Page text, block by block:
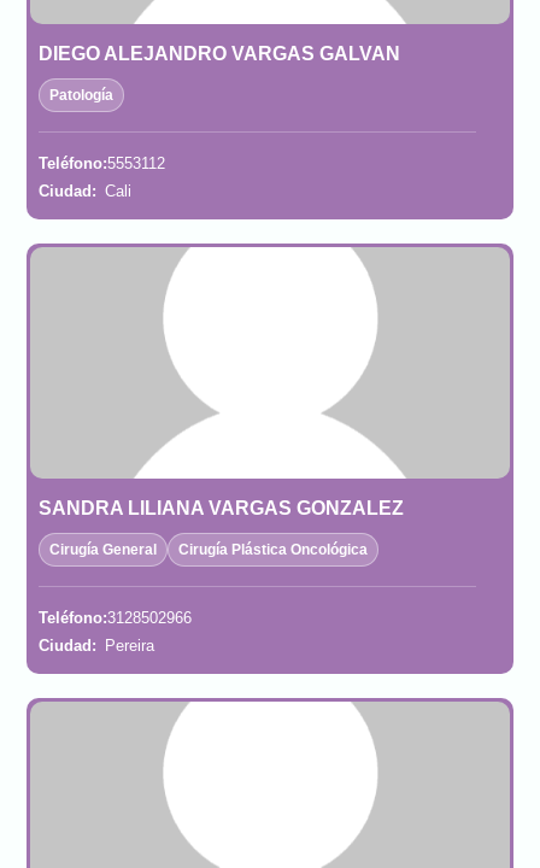
DIEGO ALEJANDRO VARGAS GALVAN
Patología
Teléfono:5553112
Ciudad: Cali
SANDRA LILIANA VARGAS GONZALEZ
Cirugía General Cirugía Plástica Oncológica
Teléfono:3128502966
Ciudad:
Pereira